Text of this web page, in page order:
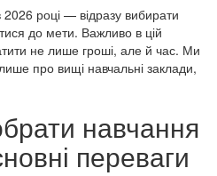
році — відразу вибирати
до мети. Важливо в цій
не лише гроші, але й час. Ми
про вищі навчальні заклади,
навчання
переваги